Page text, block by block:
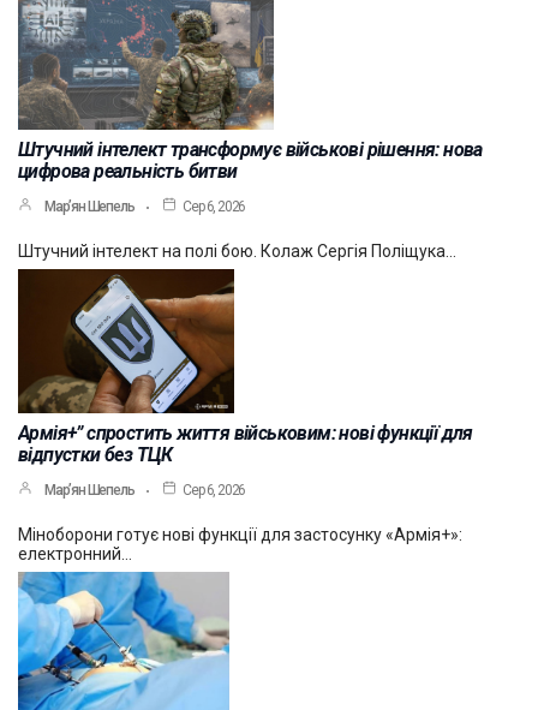
Штучний інтелект трансформує військові рішення: нова
цифрова реальність битви
Мар’ян Шепель Сер 6, 2026
Штучний інтелект на полі бою. Колаж Сергія Поліщука…
Армія+” спростить життя військовим: нові функції для
відпустки без ТЦК
Мар’ян Шепель Сер 6, 2026
Міноборони готує нові функції для застосунку «Армія+»:
електронний…